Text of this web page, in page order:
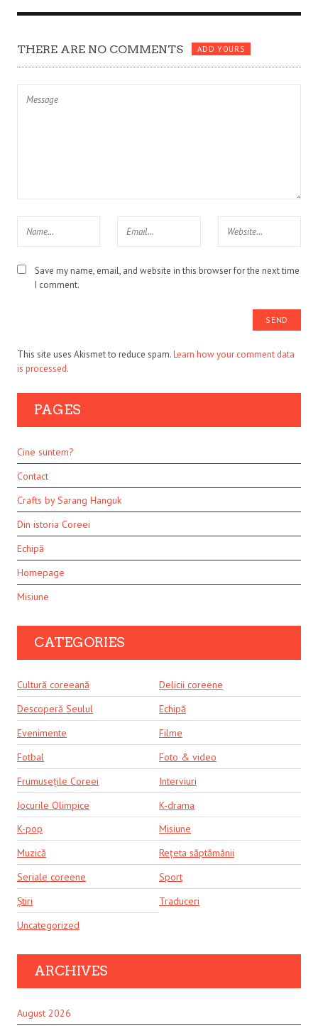
THERE ARE NO COMMENTS ADD YOURS
Save my name, email, and website in this browser for the next time
I comment.
This site uses Akismet to reduce spam.Learn how your comment data
is processed.
PAGES
Cine suntem?
Contact
Crafts by Sarang Hanguk
Din istoria Coreei
Echipă
Homepage
Misiune
CATEGORIES
Cultură coreeană
Delicii coreene
Descoperă Seulul
Echipă
Evenimente
Filme
Fotbal
Foto & video
Frumusețile Coreei
Interviuri
Jocurile Olimpice
K-drama
K-pop
Misiune
Muzică
Rețeta săptămânii
Seriale coreene
Sport
Știri
Traduceri
Uncategorized
ARCHIVES
August 2026